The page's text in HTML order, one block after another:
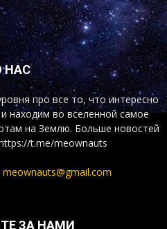
НАС
про все то, что интересно
находим во вселенной самое
на Землю. Больше новостей
t.me/meownauts
meownauts@gmail.com
ЗА НАМИ